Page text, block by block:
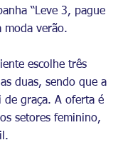
“Leve 3, pague
moda verão.
escolhe três
duas, sendo que a
de graça. A oferta é
setores feminino,